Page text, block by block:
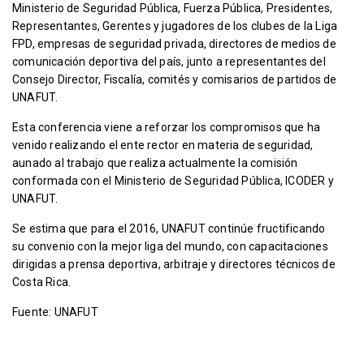
Ministerio de Seguridad Pública, Fuerza Pública, Presidentes,
Representantes, Gerentes y jugadores de los clubes de la Liga
FPD, empresas de seguridad privada, directores de medios de
comunicación deportiva del país, junto a representantes del
Consejo Director, Fiscalía, comités y comisarios de partidos de
UNAFUT.
Esta conferencia viene a reforzar los compromisos que ha
venido realizando el ente rector en materia de seguridad,
aunado al trabajo que realiza actualmente la comisión
conformada con el Ministerio de Seguridad Pública, ICODER y
UNAFUT.
Se estima que para el 2016, UNAFUT continúe fructificando
su convenio con la mejor liga del mundo, con capacitaciones
dirigidas a prensa deportiva, arbitraje y directores técnicos de
Costa Rica.
Fuente: UNAFUT